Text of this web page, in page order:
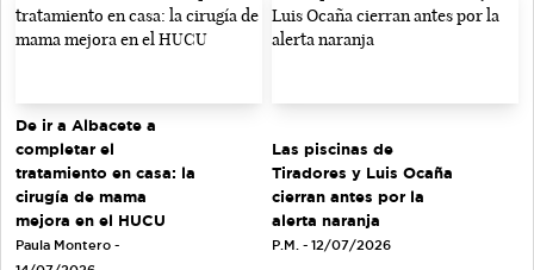
De ir a Albacete a
completar el
tratamiento en casa: la
cirugía de mama
mejora en el HUCU
Paula Montero -
Las piscinas de
Tiradores y Luis Ocaña
cierran antes por la
alerta naranja
P.M. - 12/07/2026